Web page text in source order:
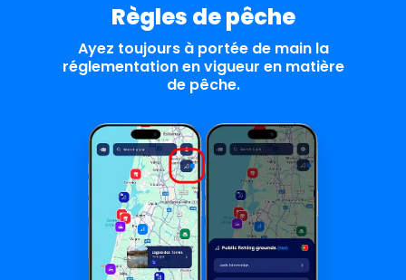
Règles de pêche
Ayez toujours à portée de main la
réglementation en vigueur en matière
de pêche.